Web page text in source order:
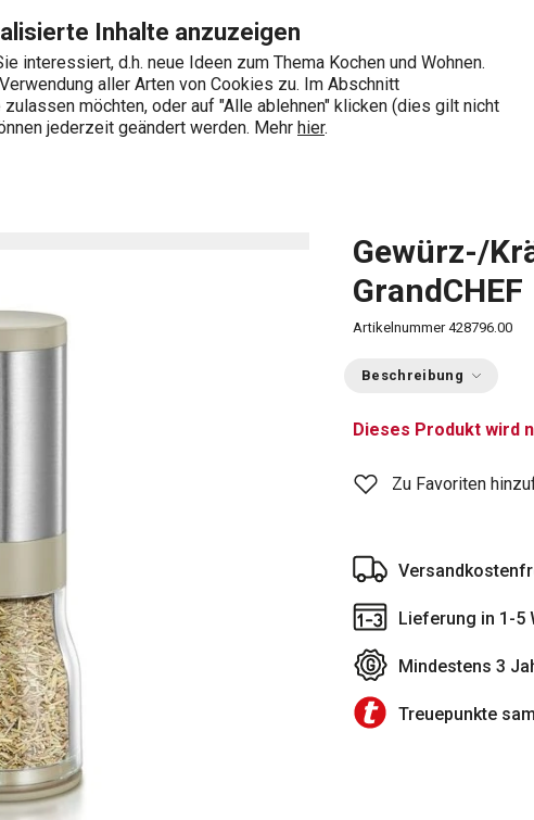
Inhalte anzuzeigen
interessiert, d.h. neue Ideen zum Thema Kochen und Wohnen.
aller Arten von Cookies zu. Im Abschnitt
möchten, oder auf "Alle ablehnen" klicken (dies gilt nicht
jederzeit geändert werden. Mehr hier.
Zum Hauptinhalt springen
Zur Suche springen
Zur Navigation springen
Wonach suchen Sie?
Gewürz-/
GrandCHEF
Artikelnummer 428796.00
Beschreibung
Dieses Produkt wird
Zu Favoriten
Lieferung in 1-5
Mindestens 3
Treuepunkte